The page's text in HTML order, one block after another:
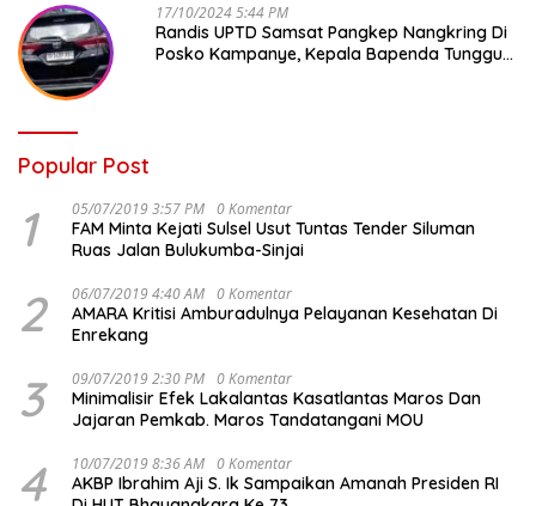
17/10/2024 5:44 PM
Randis UPTD Samsat Pangkep Nangkring Di
Posko Kampanye, Kepala Bapenda Tunggu
Popular Post
1 05/07/2019 3:57 PM 0 Komentar
FAM Minta Kejati Sulsel Usut Tuntas Tender Siluman
Ruas Jalan Bulukumba-Sinjai
2 06/07/2019 4:40 AM 0 Komentar
AMARA Kritisi Amburadulnya Pelayanan Kesehatan Di
Enrekang
3 09/07/2019 2:30 PM 0 Komentar
Minimalisir Efek Lakalantas Kasatlantas Maros Dan
Jajaran Pemkab. Maros Tandatangani MOU
4 10/07/2019 8:36 AM 0 Komentar
AKBP Ibrahim Aji S. Ik Sampaikan Amanah Presiden RI